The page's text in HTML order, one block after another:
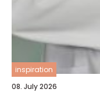
inspiration
08. July 2026